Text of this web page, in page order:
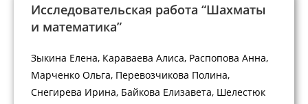
Исследовательская работа “Шахматы
и математика”
Зыкина Елена, Караваева Алиса, Распопова Анна,
Марченко Ольга, Перевозчикова Полина,
Снегирева Ирина, Байкова Елизавета, Шелестюк